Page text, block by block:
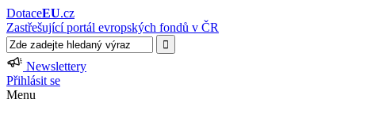
DotaceEU.cz
Zastřešující portál evropských fondů v ČR
Newslettery
Přihlásit se
Menu